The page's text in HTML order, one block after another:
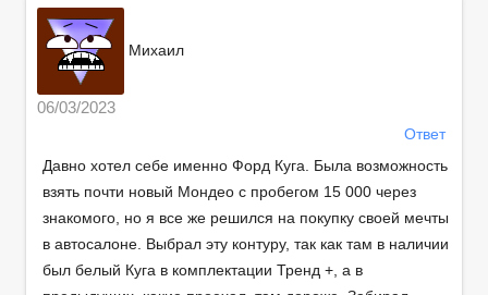
Михаил
06/03/2023
Ответ
Давно хотел себе именно Форд Куга. Была возможность
взять почти новый Мондео с пробегом 15 000 через
знакомого, но я все же решился на покупку своей мечты
в автосалоне. Выбрал эту контуру, так как там в наличии
был белый Куга в комплектации Тренд +, а в